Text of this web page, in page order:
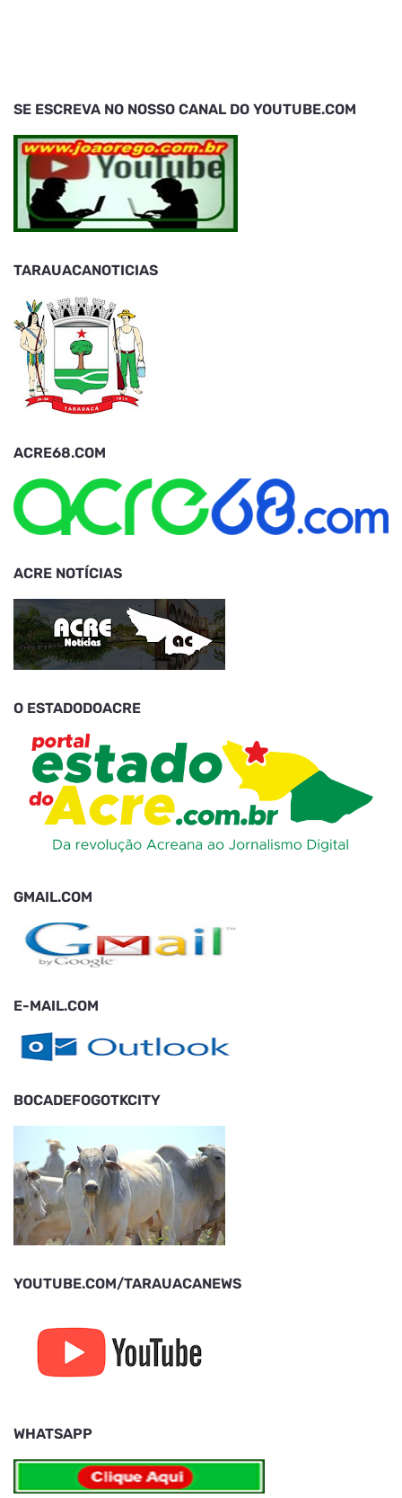
SE ESCREVA NO NOSSO CANAL DO YOUTUBE.COM
TARAUACANOTICIAS
ACRE68.COM
ACRE NOTÍCIAS
O ESTADODOACRE
GMAIL.COM
E-MAIL.COM
BOCADEFOGOTKCITY
YOUTUBE.COM/TARAUACANEWS
WHATSAPP